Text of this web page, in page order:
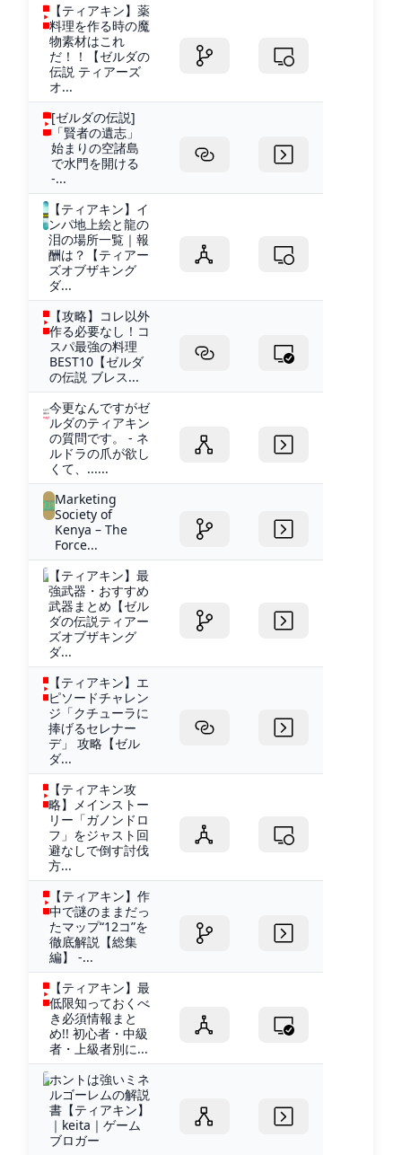
【ティアキン】薬
料理を作る時の魔
物素材はこれ
だ！！【ゼルダの
伝説 ティアーズ
オ...
[ゼルダの伝説]
「賢者の遺志」
始まりの空諸島
で水門を開ける
-...
【ティアキン】イ
ンパ地上絵と龍の
泪の場所一覧｜報
酬は？【ティアー
ズオブザキング
ダ...
【攻略】コレ以外
作る必要なし！コ
スパ最強の料理
BEST10【ゼルダ
の伝説 ブレス...
今更なんですがゼ
ルダのティアキン
の質問です。 - ネ
ルドラの爪が欲し
くて、......
Marketing
Society of
Kenya – The
Force...
【ティアキン】最
強武器・おすすめ
武器まとめ【ゼル
ダの伝説ティアー
ズオブザキング
ダ...
【ティアキン】エ
ピソードチャレン
ジ「クチューラに
捧げるセレナー
デ」 攻略【ゼル
ダ...
【ティアキン攻
略】メインストー
リー「ガノンドロ
フ」をジャスト回
避なしで倒す討伐
方...
【ティアキン】作
中で謎のままだっ
たマップ“12コ”を
徹底解説【総集
編】 -...
【ティアキン】最
低限知っておくべ
き必須情報まと
め!! 初心者・中級
者・上級者別に...
ホントは強いミネ
ルゴーレムの解説
書【ティアキン】
｜keita｜ゲーム
ブロガー